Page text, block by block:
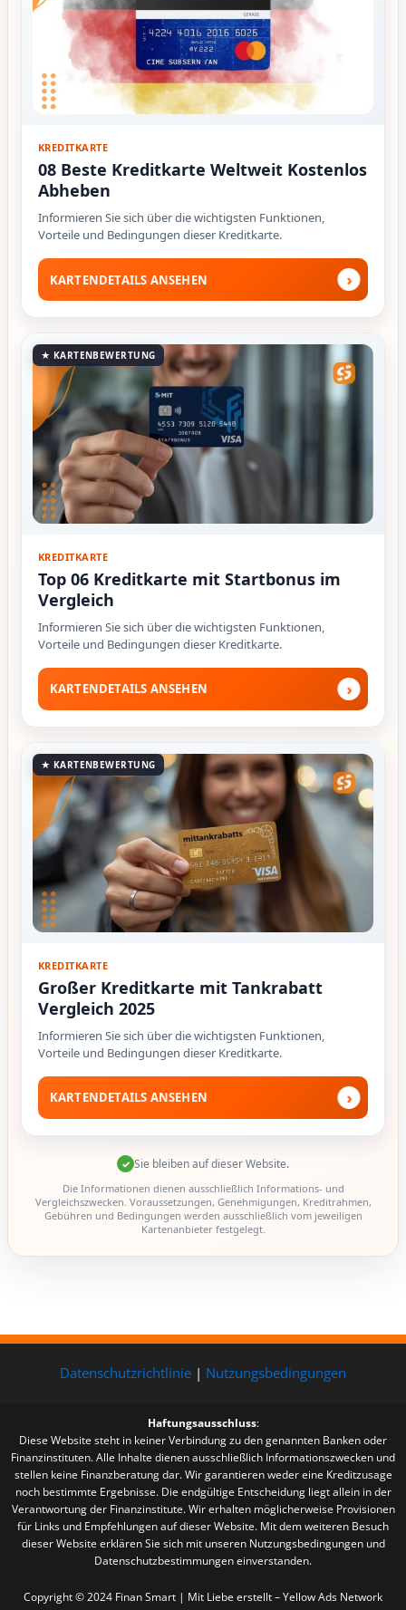
KREDITKARTE
08 Beste Kreditkarte Weltweit Kostenlos
Abheben
Informieren Sie sich über die wichtigsten Funktionen,
Vorteile und Bedingungen dieser Kreditkarte.
KARTENDETAILS ANSEHEN ›
★ KARTENBEWERTUNG
KREDITKARTE
Top 06 Kreditkarte mit Startbonus im
Vergleich
Informieren Sie sich über die wichtigsten Funktionen,
Vorteile und Bedingungen dieser Kreditkarte.
KARTENDETAILS ANSEHEN ›
★ KARTENBEWERTUNG
KREDITKARTE
Großer Kreditkarte mit Tankrabatt
Vergleich 2025
Informieren Sie sich über die wichtigsten Funktionen,
Vorteile und Bedingungen dieser Kreditkarte.
KARTENDETAILS ANSEHEN ›
✓ Sie bleiben auf dieser Website.
Die Informationen dienen ausschließlich Informations- und
Vergleichszwecken. Voraussetzungen, Genehmigungen, Kreditrahmen,
Gebühren und Bedingungen werden ausschließlich vom jeweiligen
Kartenanbieter festgelegt.
Datenschutzrichtlinie | Nutzungsbedingungen
Haftungsausschluss:
Diese Website steht in keiner Verbindung zu den genannten Banken oder
Finanzinstituten. Alle Inhalte dienen ausschließlich Informationszwecken und
stellen keine Finanzberatung dar. Wir garantieren weder eine Kreditzusage
noch bestimmte Ergebnisse. Die endgültige Entscheidung liegt allein in der
Verantwortung der Finanzinstitute. Wir erhalten möglicherweise Provisionen
für Links und Empfehlungen auf dieser Website. Mit dem weiteren Besuch
dieser Website erklären Sie sich mit unseren Nutzungsbedingungen und
Datenschutzbestimmungen einverstanden.
Copyright © 2024 Finan Smart | Mit Liebe erstellt – Yellow Ads Network